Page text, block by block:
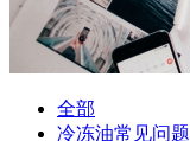
全部
冷冻油常见问题